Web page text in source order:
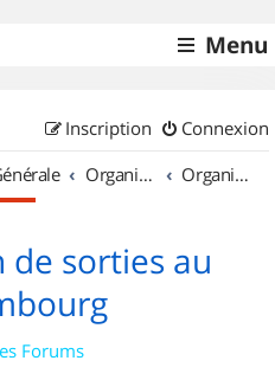
Menu
Connexion
Inscription
Organisation de sorties & Recherche de partenaires Organisation de sorties au Luxembourg
de sorties au
Forums